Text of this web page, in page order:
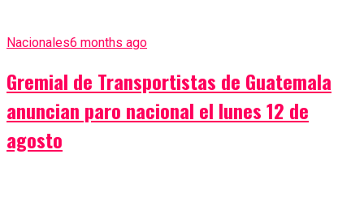
Nacionales6 months ago
Gremial de Transportistas de Guatemala
anuncian paro nacional el lunes 12 de
agosto